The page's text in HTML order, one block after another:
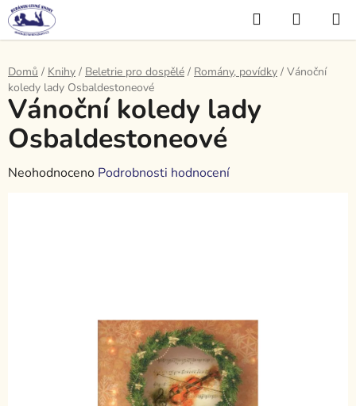
Přejít
na
obsah
Hledat
KOŠÍK
Domů / Knihy / Beletrie pro dospělé / Romány, povídky / Vánoční
koledy lady Osbaldestoneové
Vánoční koledy lady
Osbaldestoneové
Průměrné
Neohodnoceno Podrobnosti hodnocení